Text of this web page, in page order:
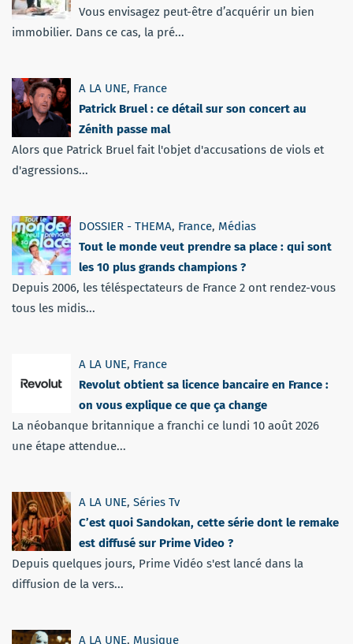
Vous envisagez peut-être d’acquérir un bien
immobilier. Dans ce cas, la pré...
A LA UNE, France
Patrick Bruel : ce détail sur son concert au
Zénith passe mal
Alors que Patrick Bruel fait l'objet d'accusations de viols et
d'agressions...
DOSSIER - THEMA, France, Médias
Tout le monde veut prendre sa place : qui sont
les 10 plus grands champions ?
Depuis 2006, les téléspectateurs de France 2 ont rendez-vous
tous les midis...
A LA UNE, France
Revolut obtient sa licence bancaire en France :
on vous explique ce que ça change
La néobanque britannique a franchi ce lundi 10 août 2026
une étape attendue...
A LA UNE, Séries Tv
C’est quoi Sandokan, cette série dont le remake
est diffusé sur Prime Video ?
Depuis quelques jours, Prime Vidéo s'est lancé dans la
diffusion de la vers...
A LA UNE, Musique